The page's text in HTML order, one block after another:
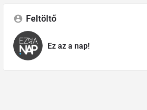
Feltöltő
Ez az a nap!